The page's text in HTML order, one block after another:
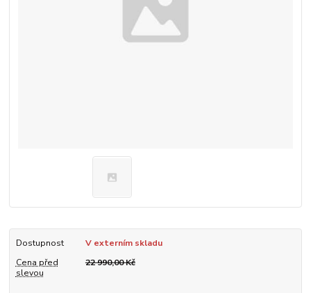
Dostupnost
V externím skladu
Cena před
slevou
22 990,00 Kč